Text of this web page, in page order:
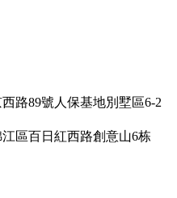
路89號人保基地別墅區6-2
區百日紅西路創意山6栋